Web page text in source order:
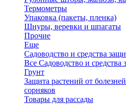
Термометры
Упаковка (пакеты, пленка)
Шнуры, веревки и шпагаты
Прочие
Еще
Садоводство и средства
Все Садоводство и средства
Грунт
Защита растений от
сорняков
Товары для рассады